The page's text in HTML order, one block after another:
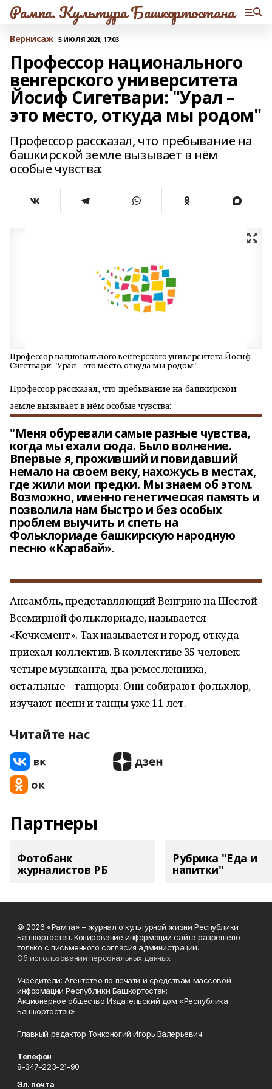
Рампа. Культура Башкортостана
Вернисаж 5 ИЮЛЯ 2021, 17:03
Профессор национального
венгерского университета
Йосиф Сигетвари: "Урал –
это место, откуда мы родом"
Профессор рассказал, что пребывание на
башкирской земле вызывает в нём
особые чувства:
Профессор национального венгерского университета Йосиф
Сигетвари: "Урал – это место, откуда мы родом"
Профессор рассказал, что пребывание на башкирской
земле вызывает в нём особые чувства:
"Меня обуревали самые разные чувства,
когда мы ехали сюда. Было волнение.
Впервые я, проживший и повидавший
немало на своем веку, нахожусь в местах,
где жили мои предки. Мы знаем об этом.
Возможно, именно генетическая память и
позволила нам быстро и без особых
проблем выучить и спеть на
Фольклориаде башкирскую народную
песню «Карабай».
Ансамбль, представляющий Венгрию на Шестой
Всемирной фольклориаде, называется
«Кечкемент». Так называется и город, откуда
приехал коллектив. В коллективе 35 человек:
четыре музыканта, два ремесленника,
остальные – танцоры. Они собирают фольклор,
изучают песни и танцы уже 11 лет.
Читайте нас
Партнеры
Фотобанк
журналистов РБ
Рубрика "Еда и
напитки"
© 2026 «Рампа» – журнал о культурной жизни Республики
Башкортостан. Копирование информации сайта разрешено
только с письменного согласия администрации.
Об использовании персональных данных
Учредители: Агентство по печати и средствам массовой
информации Республики Башкортостан;
Акционерное общество Издательский дом «Республика
Башкортостан»
Главный редактор Тонконогий Игорь Валерьевич
Телефон
8-347-223-21-90
Эл. почта